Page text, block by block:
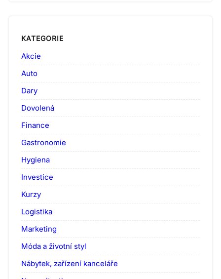
KATEGORIE
Akcie
Auto
Dary
Dovolená
Finance
Gastronomie
Hygiena
Investice
Kurzy
Logistika
Marketing
Móda a životní styl
Nábytek, zařízení kanceláře